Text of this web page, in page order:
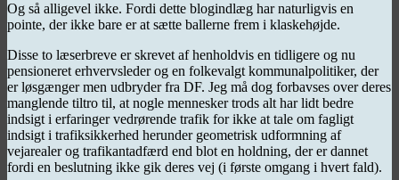
Og så alligevel ikke. Fordi dette blogindlæg har naturligvis en
pointe, der ikke bare er at sætte ballerne frem i klaskehøjde.
Disse to læserbreve er skrevet af henholdvis en tidligere og nu
pensioneret erhvervsleder og en folkevalgt kommunalpolitiker, der
er løsgænger men udbryder fra DF. Jeg må dog forbavses over deres
manglende tiltro til, at nogle mennesker trods alt har lidt bedre
indsigt i erfaringer vedrørende trafik for ikke at tale om fagligt
indsigt i trafiksikkerhed herunder geometrisk udformning af
vejarealer og trafikantadfærd end blot en holdning, der er dannet
fordi en beslutning ikke gik deres vej (i første omgang i hvert fald).